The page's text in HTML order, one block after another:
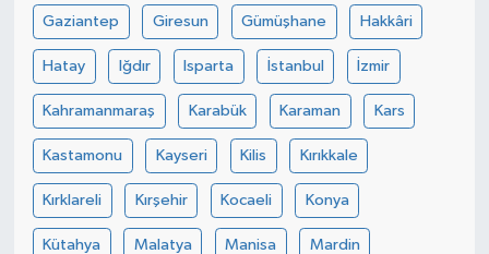
Gaziantep Giresun Gümüşhane Hakkâri
Hatay Iğdır Isparta İstanbul İzmir
Kahramanmaraş Karabük Karaman Kars
Kastamonu Kayseri Kilis Kırıkkale
Kırklareli Kırşehir Kocaeli Konya
Kütahya Malatya Manisa Mardin